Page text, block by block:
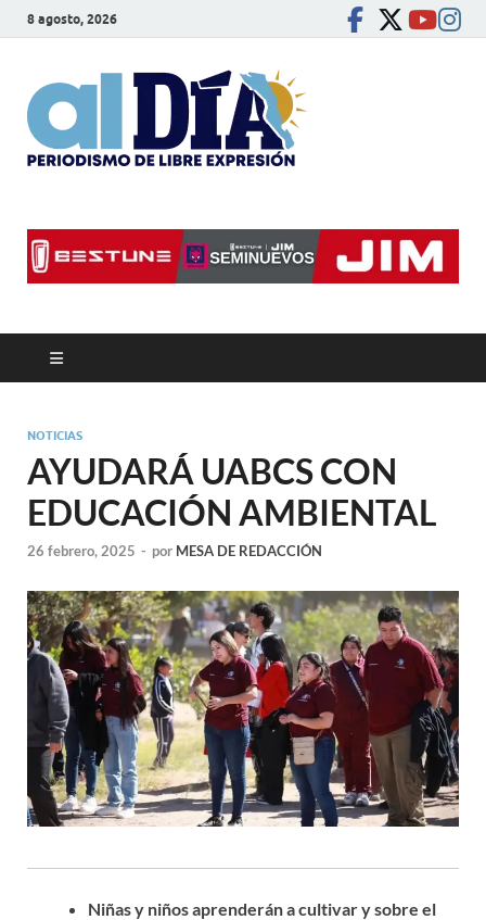
8 agosto, 2026
NOTICIAS
AYUDARÁ UABCS CON
EDUCACIÓN AMBIENTAL
26 febrero, 2025 - por MESA DE REDACCIÓN
Niñas y niños aprenderán a cultivar y sobre el